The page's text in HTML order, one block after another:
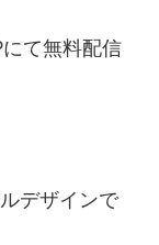
て無料配信
デザインで